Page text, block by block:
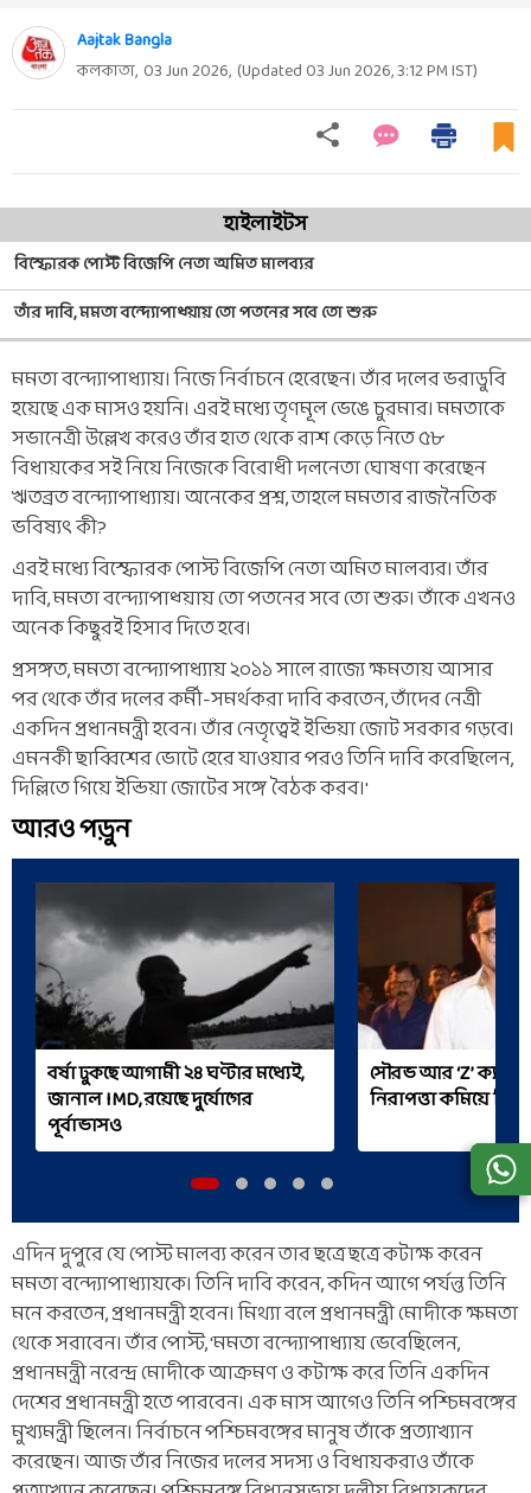
Aajtak Bangla
কলকাতা, 03 Jun 2026, (Updated 03 Jun 2026, 3:12 PMIST)
হাইলাইটস
বিস্ফোরক পোস্ট বিজেপি নেতা অমিত মালব্যর
তাঁর দাবি, মমতা বন্দ্যোপাধ্য়ায় তো পতনের সবে তো শুরু
মমতা বন্দ্যোপাধ্যায়। নিজে নির্বাচনে হেরেছেন। তাঁর দলের ভরাডুবি
হয়েছে এক মাসও হয়নি। এরই মধ্যে তৃণমূল ভেঙে চুরমার। মমতাকে
সভানেত্রী উল্লেখ করেও তাঁর হাত থেকে রাশ কেড়ে নিতে ৫৮
বিধায়কের সই নিয়ে নিজেকে বিরোধী দলনেতা ঘোষণা করেছেন
ঋতব্রত বন্দ্যোপাধ্যায়। অনেকের প্রশ্ন, তাহলে মমতার রাজনৈতিক
ভবিষ্যৎ কী?
এরই মধ্যে বিস্ফোরক পোস্ট বিজেপি নেতা অমিত মালব্যর। তাঁর
দাবি, মমতা বন্দ্যোপাধ্য়ায় তো পতনের সবে তো শুরু। তাঁকে এখনও
অনেক কিছুরই হিসাব দিতে হবে।
প্রসঙ্গত, মমতা বন্দ্যোপাধ্যায় ২০১১ সালে রাজ্যে ক্ষমতায় আসার
পর থেকে তাঁর দলের কর্মী-সমর্থকরা দাবি করতেন, তাঁদের নেত্রী
একদিন প্রধানমন্ত্রী হবেন। তাঁর নেতৃত্বেই ইন্ডিয়া জোট সরকার গড়বে।
এমনকী ছাব্বিশের ভোটে হেরে যাওয়ার পরও তিনি দাবি করেছিলেন,
দিল্লিতে গিয়ে ইন্ডিয়া জোটের সঙ্গে বৈঠক করব।'
আরও পড়ুন
বর্ষা ঢুকছে আগামী ২৪ ঘণ্টার মধ্যেই,
জানাল IMD, রয়েছে দুর্যোগের
পূর্বাভাসও
সৌরভ আর ‘Z’
নিরাপত্তা কমিয়ে
এদিন দুপুরে যে পোস্ট মালব্য করেন তার ছত্রে ছত্রে কটাক্ষ করেন
মমতা বন্দ্যোপাধ্যায়কে। তিনি দাবি করেন, কদিন আগে পর্যন্ত তিনি
মনে করতেন, প্রধানমন্ত্রী হবেন। মিথ্যা বলে প্রধানমন্ত্রী মোদীকে ক্ষমতা
থেকে সরাবেন। তাঁর পোস্ট, 'মমতা বন্দ্যোপাধ্যায় ভেবেছিলেন,
প্রধানমন্ত্রী নরেন্দ্র মোদীকে আক্রমণ ও কটাক্ষ করে তিনি একদিন
দেশের প্রধানমন্ত্রী হতে পারবেন। এক মাস আগেও তিনি পশ্চিমবঙ্গের
মুখ্যমন্ত্রী ছিলেন। নির্বাচনে পশ্চিমবঙ্গের মানুষ তাঁকে প্রত্যাখ্যান
করেছেন। আজ তাঁর নিজের দলের সদস্য ও বিধায়করাও তাঁকে